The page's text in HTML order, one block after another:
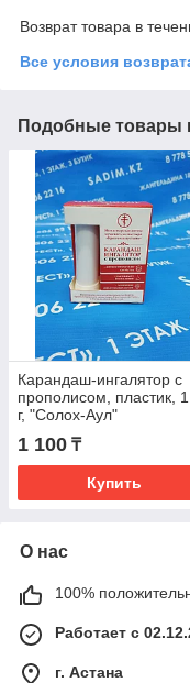
Возврат товара в
Все условия
Подобные товары
Карандаш-ингалятор с
прополисом, пластик,
г, "Солох-Аул"
1 100 ₸
Купить
О нас
100%
Работает с
г. Астана